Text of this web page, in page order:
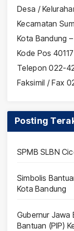
Desa /
Kecamatan
Kota Bandung
Kode Pos 40117
Telepon 022-
Faksimil / Fax
Posting
SPMB SLBN
Simbolis
Kota Bandung
Gubernur Jawa
Bantuan (PIP)